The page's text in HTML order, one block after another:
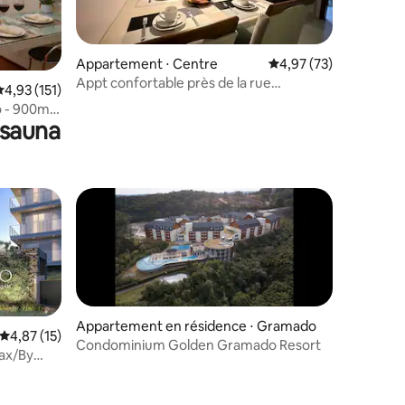
: 5 sur 5
moyenne sur la base de 151 commentaires : 4,93 sur 5
4,93 (151)
- 900m
Appartement ⋅ Centre Évaluation moyenne
4,97 (73)
Appt confortable près de la rue
: 5 sur 5
Évaluation moyenne sur la base de 15 commentaires : 4,87 sur 5
4,87 (15)
By
Appartement en résidence ⋅ Gramado
Condominium Golden Gramado Resort